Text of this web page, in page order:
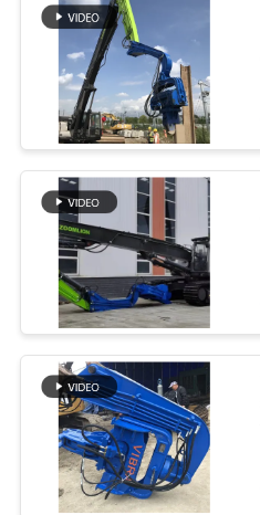
CONTATTICI
NOTIZIE
CASI
RICHIEDA
UNA
CITAZIONE
MAPPA
DEL
SITO